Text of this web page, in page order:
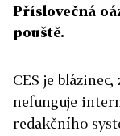
Příslovečná
pouště.
CES je
nefunguje
redakčního